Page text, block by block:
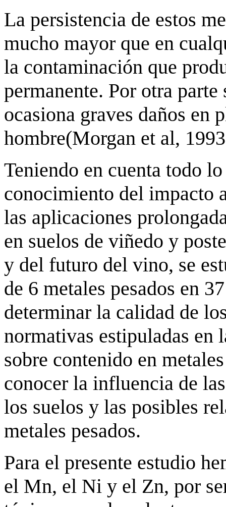
La persistencia de estos
mucho mayor que en
la contaminación que
permanente. Por otra
ocasiona graves daños en
hombre(Morgan et al,
Teniendo en cuenta todo
conocimiento del impacto
las aplicaciones
en suelos de viñedo y
y del futuro del vino, se
de 6 metales pesados en
determinar la calidad de
normativas estipuladas en
sobre contenido en
conocer la influencia de
los suelos y las posibles
metales pesados.
Para el presente estudio
el Mn, el Ni y el Zn, por